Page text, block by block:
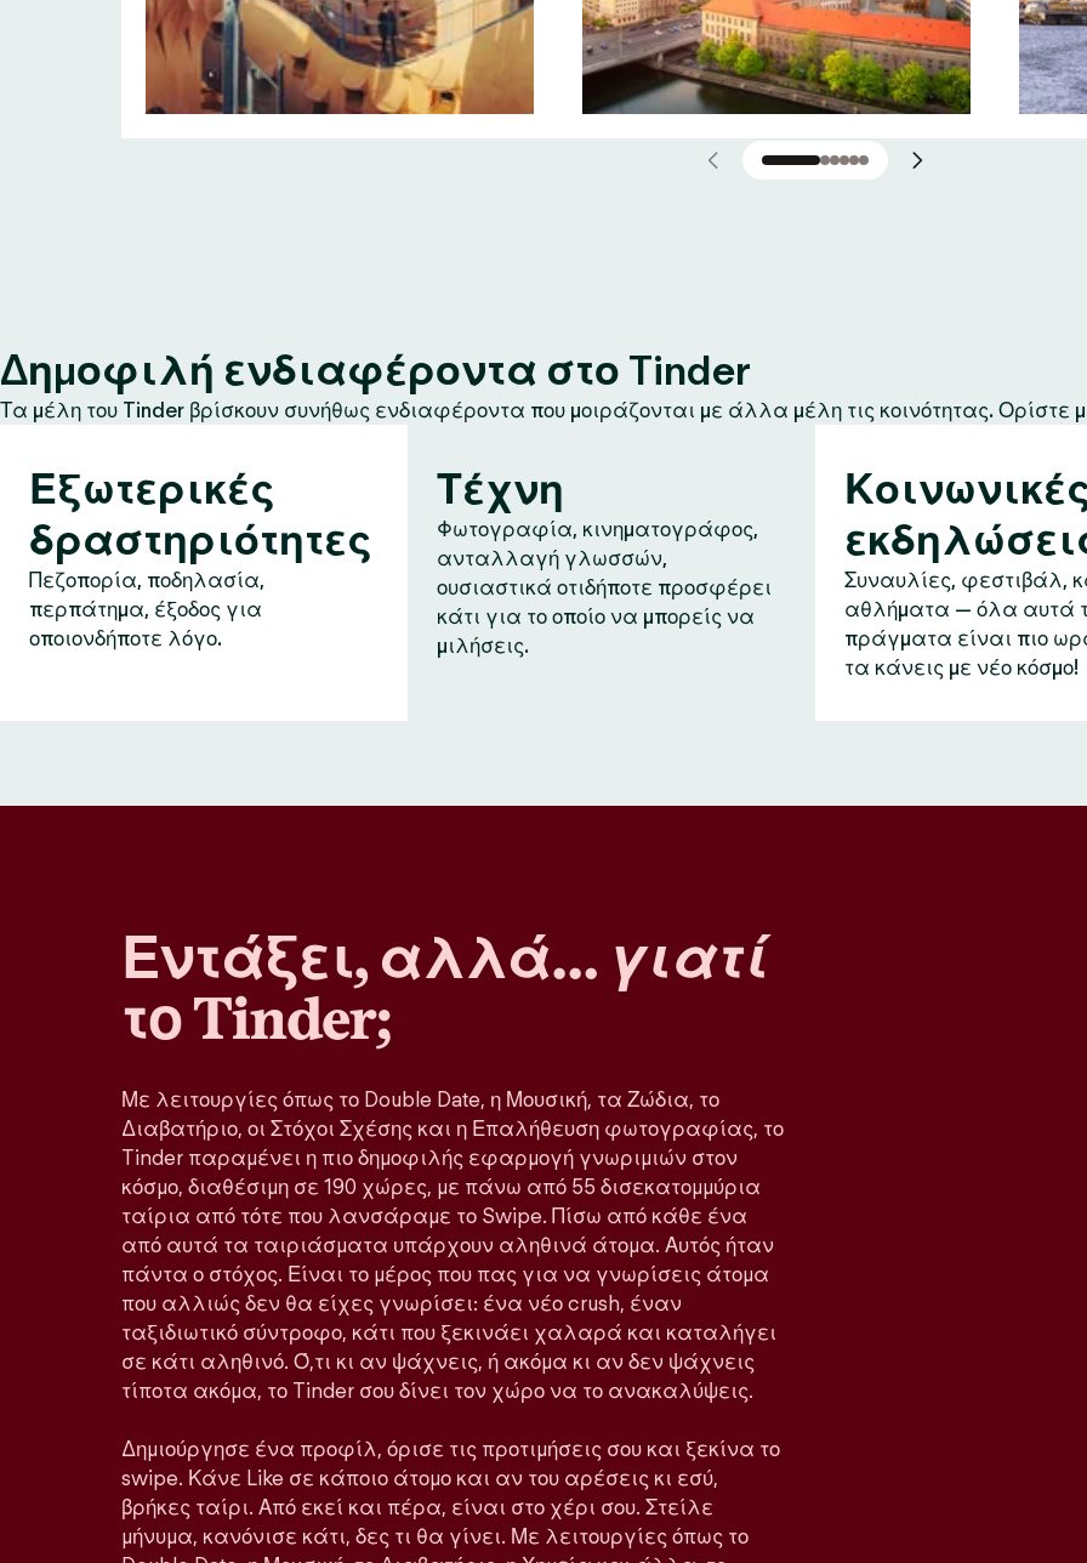
Δημοφιλή ενδιαφέροντα στο Tinder
Τα μέλη του Tinder βρίσκουν συνήθως ενδιαφέροντα που μοιράζονται με άλλα μέλη τις κοινότητας. Ορίστε
Εξωτερικές
δραστηριότητες
Πεζοπορία, ποδηλασία,
περπάτημα, έξοδος για
οποιονδήποτε λόγο.
Τέχνη
Φωτογραφία, κινηματογράφος,
ανταλλαγή γλωσσών,
ουσιαστικά οτιδήποτε προσφέρει
κάτι για το οποίο να μπορείς να
μιλήσεις.
Συναυλίες, φεστιβάλ,
αθλήματα — όλα αυτά
πράγματα είναι πιο
τα κάνεις με νέο κόσμο!
Εντάξει, αλλά…γιατί
το Tinder;
Με λειτουργίες όπως το Double Date, η Μουσική, τα Ζώδια, το
Διαβατήριο, οι Στόχοι Σχέσης και η Επαλήθευση φωτογραφίας, το
Tinder παραμένει η πιο δημοφιλής εφαρμογή γνωριμιών στον
κόσμο, διαθέσιμη σε 190 χώρες, με πάνω από 55 δισεκατομμύρια
ταίρια από τότε που λανσάραμε το Swipe. Πίσω από κάθε ένα
από αυτά τα ταιριάσματα υπάρχουν αληθινά άτομα. Αυτός ήταν
πάντα ο στόχος. Είναι το μέρος που πας για να γνωρίσεις άτομα
που αλλιώς δεν θα είχες γνωρίσει: ένα νέο crush, έναν
ταξιδιωτικό σύντροφο, κάτι που ξεκινάει χαλαρά και καταλήγει
σε κάτι αληθινό. Ό,τι κι αν ψάχνεις, ή ακόμα κι αν δεν ψάχνεις
τίποτα ακόμα, το Tinder σου δίνει τον χώρο να το ανακαλύψεις.
Δημιούργησε ένα προφίλ, όρισε τις προτιμήσεις σου και ξεκίνα το
swipe. Κάνε Like σε κάποιο άτομο και αν του αρέσεις κι εσύ,
βρήκες ταίρι. Από εκεί και πέρα, είναι στο χέρι σου. Στείλε
μήνυμα, κανόνισε κάτι, δες τι θα γίνει. Με λειτουργίες όπως το